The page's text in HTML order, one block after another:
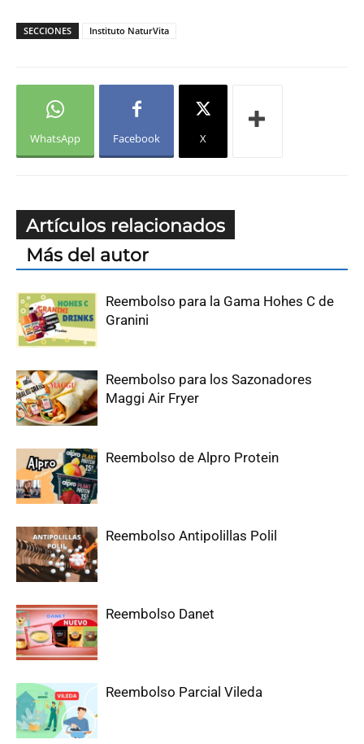
SECCIONES Instituto NaturVita
WhatsApp Facebook X
Artículos relacionados
Más del autor
Reembolso para la Gama Hohes C de
Granini
Reembolso para los Sazonadores
Maggi Air Fryer
Reembolso de Alpro Protein
Reembolso Antipolillas Polil
Reembolso Danet
Reembolso Parcial Vileda